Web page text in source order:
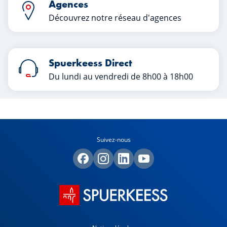
Agences
Découvrez notre réseau d'agences
Spuerkeess Direct
Du lundi au vendredi de 8h00 à 18h00
Suivez-nous